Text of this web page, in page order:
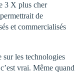
3 X plus cher
de
et commercialisés
sur les technologies
vrai. Même quand